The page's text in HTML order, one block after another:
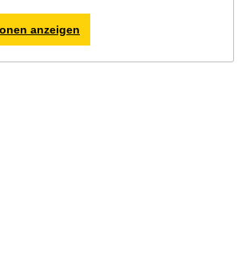
anzeigen